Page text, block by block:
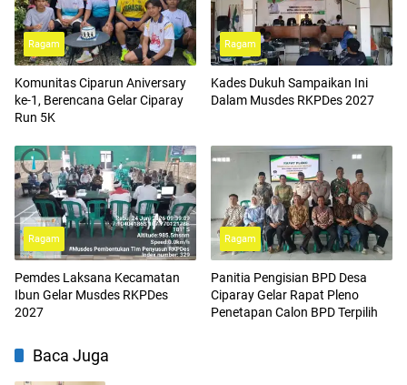
Ragam
Komunitas Ciparun Aniversary
ke-1, Berencana Gelar Ciparay
Run 5K
Ragam
Kades Dukuh Sampaikan Ini
Dalam Musdes RKPDes 2027
Ragam
Pemdes Laksana Kecamatan
Ibun Gelar Musdes RKPDes
2027
Ragam
Panitia Pengisian BPD Desa
Ciparay Gelar Rapat Pleno
Penetapan Calon BPD Terpilih
Baca Juga